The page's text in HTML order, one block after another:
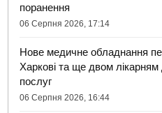
поранення
06 Серпня 2026, 17:14
Нове медичне обладнання
Харкові та ще двом
послуг
06 Серпня 2026, 16:44